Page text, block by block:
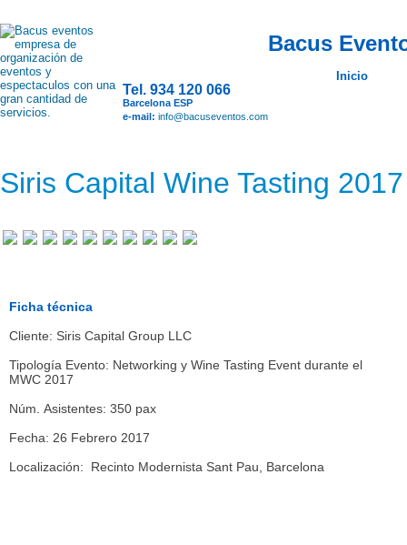
Bacus
Inicio
Tel. 934 120 066
Barcelona ESP
e-mail: info@bacuseventos.com
Siris Capital Wine Tasting
Ficha técnica
Cliente: Siris Capital Group LLC
Tipología Evento: Networking y Wine Tasting Event durante el
MWC 2017
Núm. Asistentes: 350 pax
Fecha: 26 Febrero 2017
Localización: Recinto Modernista Sant Pau, Barcelona